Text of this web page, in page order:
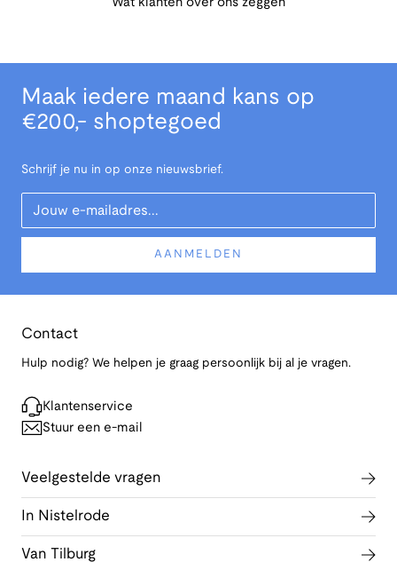
Wat klanten over ons zeggen
Maak iedere maand kans op
€200,- shoptegoed
Schrijf je nu in op onze nieuwsbrief.
Your Email
AANMELDEN
Contact
Hulp nodig? We helpen je graag persoonlijk bij al je vragen.
Klantenservice
Stuur een e-mail
Veelgestelde vragen
In Nistelrode
Van Tilburg